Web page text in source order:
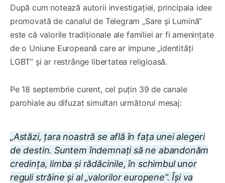
După cum notează autorii investigației, principala idee
promovată de canalul de Telegram „Sare și Lumină”
este că valorile tradiționale ale familiei ar fi amenințate
de o Uniune Europeană care ar impune „identități
LGBT” și ar restrânge libertatea religioasă.
Pe 18 septembrie curent, cel puțin 39 de canale
parohiale au difuzat simultan următorul mesaj:
„Astăzi, țara noastră se află în fața unei alegeri
de destin. Suntem îndemnați să ne abandonăm
credința, limba și rădăcinile, în schimbul unor
reguli străine și al „valorilor europene”. Își va